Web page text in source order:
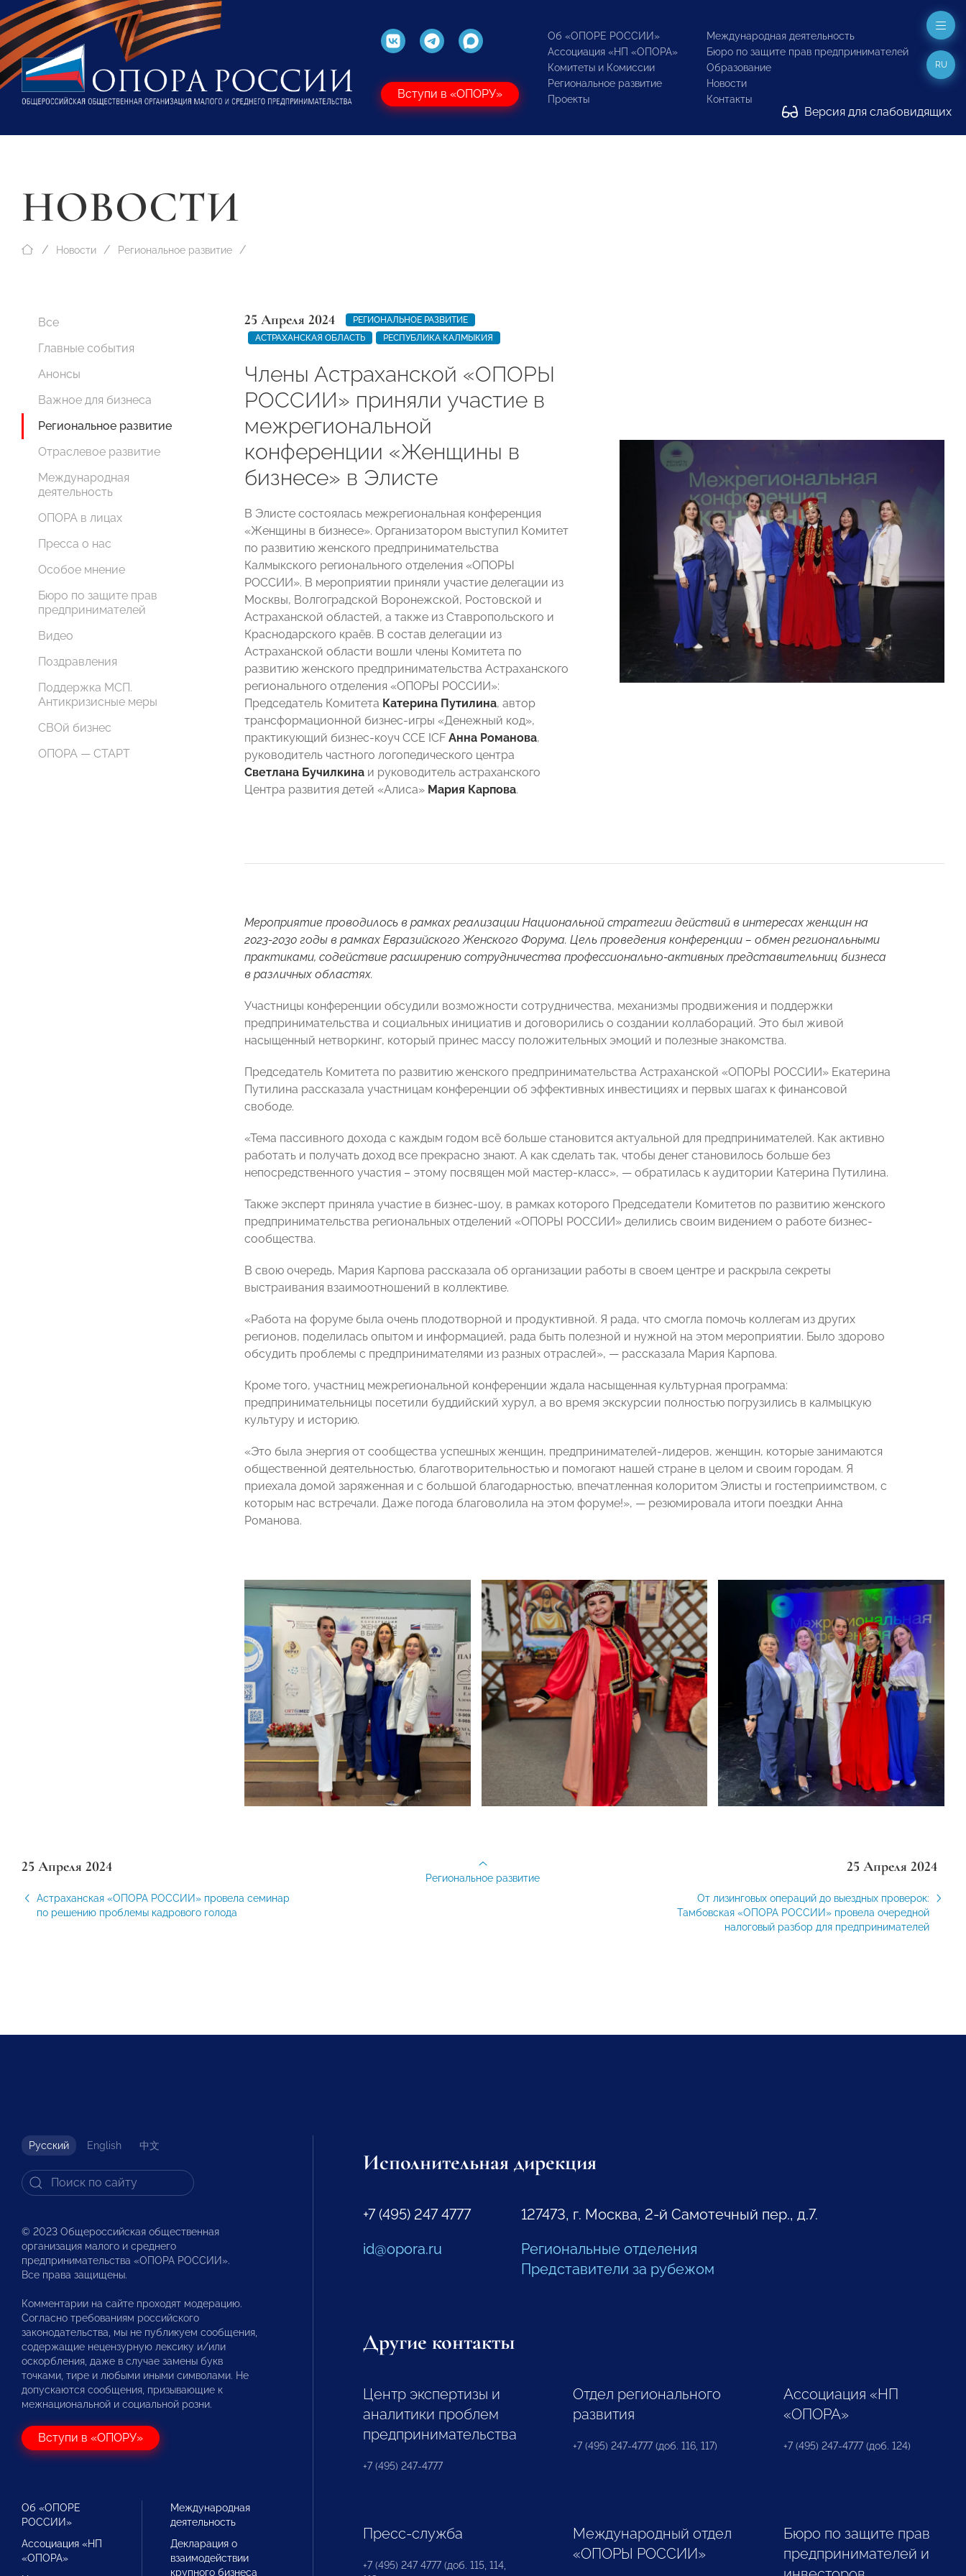
Вступи в «ОПОРУ»
Об «ОПОРЕ РОССИИ»
Ассоциация «НП «ОПОРА»
Комитеты и Комиссии
Региональное развитие
Проекты
Международная деятельность
Бюро по защите прав предпринимателей
Образование
Новости
Контакты
Версия для слабовидящих
RU
НОВОСТИ
Новости Региональное развитие
Все
Главные события
Анонсы
Важное для бизнеса
Региональное развитие
Отраслевое развитие
Международная
деятельность
ОПОРА в лицах
Пресса о нас
Особое мнение
Бюро по защите прав
предпринимателей
Видео
Поздравления
Поддержка МСП.
Антикризисные меры
СВОй бизнес
ОПОРА — СТАРТ
25 Апреля 2024
РЕГИОНАЛЬНОЕ РАЗВИТИЕ
АСТРАХАНСКАЯ ОБЛАСТЬ
РЕСПУБЛИКА КАЛМЫКИЯ
Члены Астраханской «ОПОРЫ
РОССИИ» приняли участие в
межрегиональной
конференции «Женщины в
бизнесе» в Элисте
В Элисте состоялась межрегиональная конференция
«Женщины в бизнесе». Организатором выступил Комитет
по развитию женского предпринимательства
Калмыкского регионального отделения «ОПОРЫ
РОССИИ». В мероприятии приняли участие делегации из
Москвы, Волгоградской Воронежской, Ростовской и
Астраханской областей, а также из Ставропольского и
Краснодарского краёв. В состав делегации из
Астраханской области вошли члены Комитета по
развитию женского предпринимательства Астраханского
регионального отделения «ОПОРЫ РОССИИ»:
Председатель Комитета Катерина Путилина, автор
трансформационной бизнес-игры «Денежный код»,
практикующий бизнес-коуч CCE ICF Анна Романова,
руководитель частного логопедического центра
Светлана Бучилкина и руководитель астраханского
Центра развития детей «Алиса» Мария Карпова.
Мероприятие проводилось в рамках реализации Национальной стратегии действий в интересах женщин на
2023-2030 годы в рамках Евразийского Женского Форума. Цель проведения конференции – обмен региональными
практиками, содействие расширению сотрудничества профессионально-активных представительниц бизнеса
в различных областях.
Участницы конференции обсудили возможности сотрудничества, механизмы продвижения и поддержки
предпринимательства и социальных инициатив и договорились о создании коллабораций. Это был живой
насыщенный нетворкинг, который принес массу положительных эмоций и полезные знакомства.
Председатель Комитета по развитию женского предпринимательства Астраханской «ОПОРЫ РОССИИ» Екатерина
Путилина рассказала участницам конференции об эффективных инвестициях и первых шагах к финансовой
свободе.
«Тема пассивного дохода с каждым годом всё больше становится актуальной для предпринимателей. Как активно
работать и получать доход все прекрасно знают. А как сделать так, чтобы денег становилось больше без
непосредственного участия – этому посвящен мой мастер-класс», — обратилась к аудитории Катерина Путилина.
Также эксперт приняла участие в бизнес-шоу, в рамках которого Председатели Комитетов по развитию женского
предпринимательства региональных отделений «ОПОРЫ РОССИИ» делились своим видением о работе бизнес-
сообщества.
В свою очередь, Мария Карпова рассказала об организации работы в своем центре и раскрыла секреты
выстраивания взаимоотношений в коллективе.
«Работа на форуме была очень плодотворной и продуктивной. Я рада, что смогла помочь коллегам из других
регионов, поделилась опытом и информацией, рада быть полезной и нужной на этом мероприятии. Было здорово
обсудить проблемы с предпринимателями из разных отраслей», — рассказала Мария Карпова.
Кроме того, участниц межрегиональной конференции ждала насыщенная культурная программа:
предпринимательницы посетили буддийский хурул, а во время экскурсии полностью погрузились в калмыцкую
культуру и историю.
«Это была энергия от сообщества успешных женщин, предпринимателей-лидеров, женщин, которые занимаются
общественной деятельностью, благотворительностью и помогают нашей стране в целом и своим городам. Я
приехала домой заряженная и с большой благодарностью, впечатленная колоритом Элисты и гостеприимством, с
которым нас встречали. Даже погода благоволила на этом форуме!», — резюмировала итоги поездки Анна
Романова.
25 Апреля 2024
Астраханская «ОПОРА РОССИИ» провела семинар
по решению проблемы кадрового голода
25 Апреля 2024
От лизинговых операций до выездных проверок:
Тамбовская «ОПОРА РОССИИ» провела очередной
налоговый разбор для предпринимателей
Региональное развитие
Русский English 中文
© 2023 Общероссийская общественная
организация малого и среднего
предпринимательства «ОПОРА РОССИИ».
Все права защищены.
Комментарии на сайте проходят модерацию.
Согласно требованиям российского
законодательства, мы не публикуем сообщения,
содержащие нецензурную лексику и/или
оскорбления, даже в случае замены букв
точками, тире и любыми иными символами. Не
допускаются сообщения, призывающие к
межнациональной и социальной розни.
Вступи в «ОПОРУ»
Об «ОПОРЕ
РОССИИ»
Ассоциация «НП
«ОПОРА»
Международная
деятельность
Декларация о
взаимодействии
крупного бизнеса
Исполнительная дирекция
+7 (495) 247 4777
id@opora.ru
127473, г. Москва, 2-й Самотечный пер., д.7.
Региональные отделения
Представители за рубежом
Другие контакты
Центр экспертизы и
аналитики проблем
предпринимательства
+7 (495) 247-4777
Отдел регионального
развития
+7 (495) 247-4777 (доб. 116, 117)
Ассоциация «НП
«ОПОРА»
+7 (495) 247-4777 (доб. 124)
Пресс-служба
+7 (495) 247 4777 (доб. 115, 114,
Международный отдел
«ОПОРЫ РОССИИ»
Бюро по защите прав
предпринимателей и